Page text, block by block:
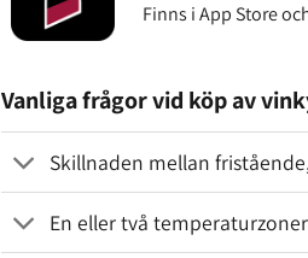
Finns i App Store
Vanliga frågor vid köp av
Skillnaden mellan
En eller två